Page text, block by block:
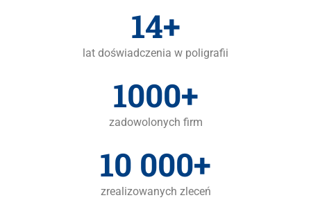
14+
lat doświadczenia w poligrafii
1000+
zadowolonych firm
10 000+
zrealizowanych zleceń